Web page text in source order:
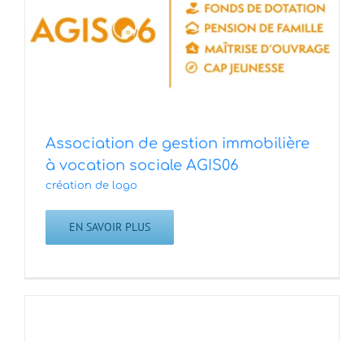
Association de gestion immobilière
à vocation sociale AGIS06
création de logo
EN SAVOIR PLUS